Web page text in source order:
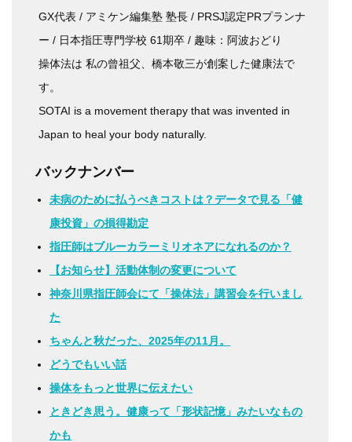
GX代表 / アミケン編集塾 塾長 / PRSJ認定PRプランナ
ー / 日本指圧専門学校 61期卒 / 趣味：阿波おどり
操体法は 私の曾祖父、橋本敬三が創案した健康法で
す。
SOTAI is a movement therapy that was invented in
Japan to heal your body naturally.
バックナンバー
未病のために払うべきコストは？データで見る「健
康投資」の損得勘定
指圧師はブルーカラーミリオネアになれるのか？
【お知らせ】活動体制の変更について
神奈川県指圧師会にて「操体法」講習会を行いまし
た
ちゃんと秋だった、2025年の11月。
どうでもいい話
操体をもっと世界に伝えたい
ときどき思う。健康って「形状記憶」みたいなもの
かも